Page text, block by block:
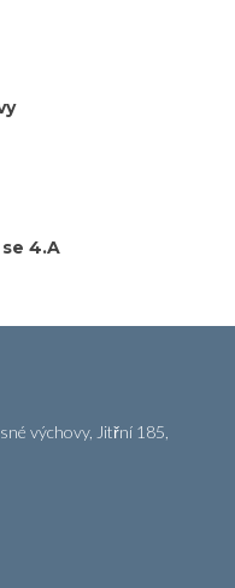
4.A
výchovy, Jitřní 185,